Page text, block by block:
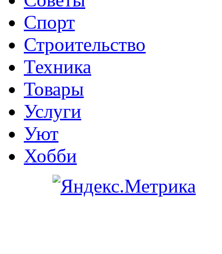
Спорт
Строительство
Техника
Товары
Услуги
Уют
Хобби